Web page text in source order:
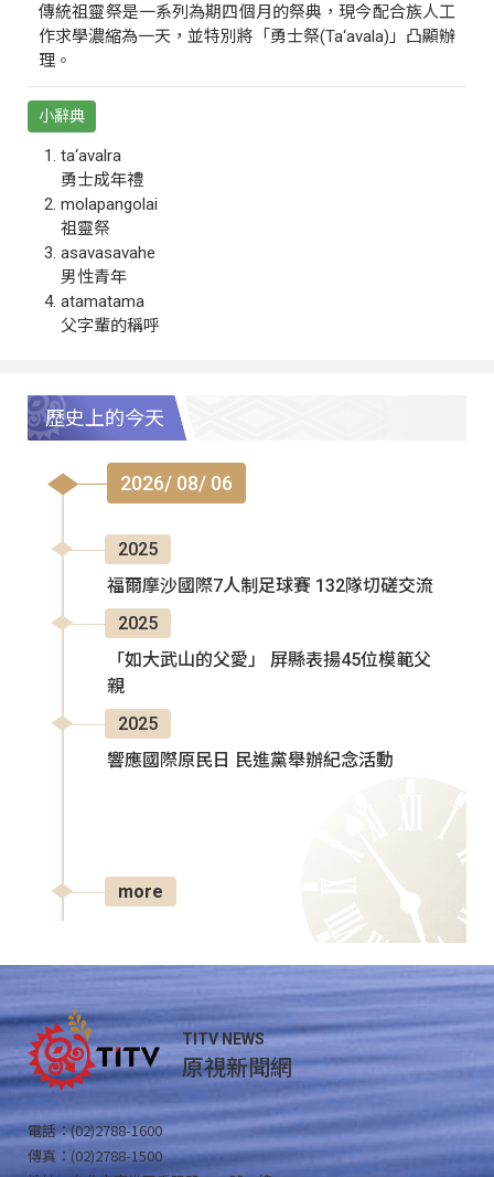
傳統祖靈祭是一系列為期四個月的祭典，現今配合族人工
作求學濃縮為一天，並特別將「勇士祭(Ta‘avala)」凸顯辦
理。
小辭典
ta‘avalra
勇士成年禮
molapangolai
祖靈祭
asavasavahe
男性青年
atamatama
父字輩的稱呼
歷史上的今天
2026/ 08/ 06
2025
福爾摩沙國際7人制足球賽 132隊切磋交流
2025
「如大武山的父愛」 屏縣表揚45位模範父
親
2025
響應國際原民日 民進黨舉辦紀念活動
more
TITV NEWS
原視新聞網
電話：(02)2788-1600
傳真：(02)2788-1500